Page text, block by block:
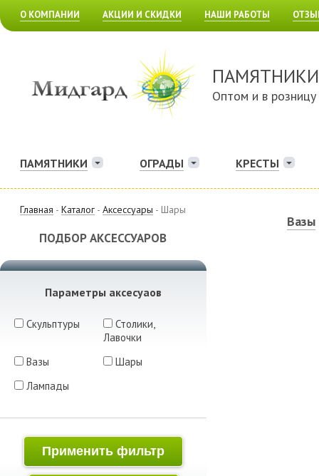
О КОМПАНИИ АКЦИИ И СКИДКИ НАШИ РАБОТЫ
ПАМЯТНИКИ
Оптом и в розницу
ПАМЯТНИКИ ОГРАДЫ КРЕСТЫ
Главная - Каталог - Аксессуары - Шары
ПОДБОР АКСЕССУАРОВ
Параметры аксесуаов
Скульптуры
Столики,
Лавочки
Вазы
Шары
Лампады
Применить фильтр
Вазы